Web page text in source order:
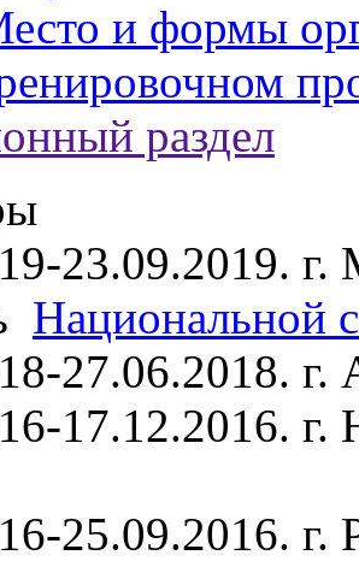
и формы
раздел
23.09.2019. г.
Национальной
27.06.2018.
17.12.2016.
25.09.2016. г.